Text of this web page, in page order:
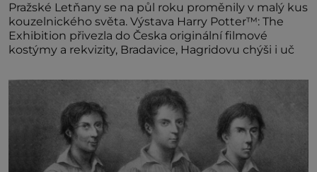
Pražské Letňany se na půl roku proměnily v malý kus
kouzelnického světa. Výstava Harry Potter™: The
Exhibition přivezla do Česka originální filmové
kostýmy a rekvizity, Bradavice, Hagridovu chýši i uč